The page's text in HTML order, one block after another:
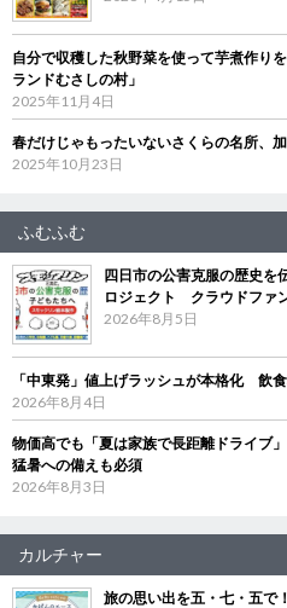
自分で収穫した秋野菜を使って芋煮作り
ランドむさしの村」
2025年11月4日
春だけじゃもったいないさくらの名所、
2025年10月23日
ふむふむ
四日市の公害克服の歴史を
ロジェクト クラウドファ
2026年8月5日
「中東発」値上げラッシュが本格化 飲
2026年8月4日
物価高でも「夏は家族で長距離ドライブ
猛暑への備えも必須
2026年8月3日
カルチャー
旅の思い出を五・七・五